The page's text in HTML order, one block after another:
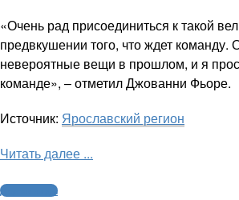
«Очень рад присоединиться к такой
предвкушении того, что ждет команду.
невероятные вещи в прошлом, и я
команде», – отметил Джованни Фьоре.
Источник: Ярославский регион
Читать далее ...
Другие виды